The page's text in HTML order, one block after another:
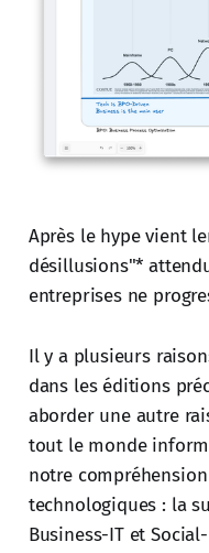
Après le hype vient
désillusions"*
entreprises ne
Il y a plusieurs
dans les éditions
aborder une autre
tout le monde
notre
technologiques : la
Business-IT et Social-